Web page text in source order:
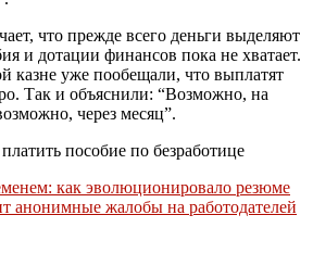
что прежде всего деньги выделяют
и дотации финансов пока не хватает.
казне уже пообещали, что выплатят
Так и объяснили: “Возможно, на
через месяц”.
пособие по безработице
как эволюционировало резюме
анонимные жалобы на работодателей